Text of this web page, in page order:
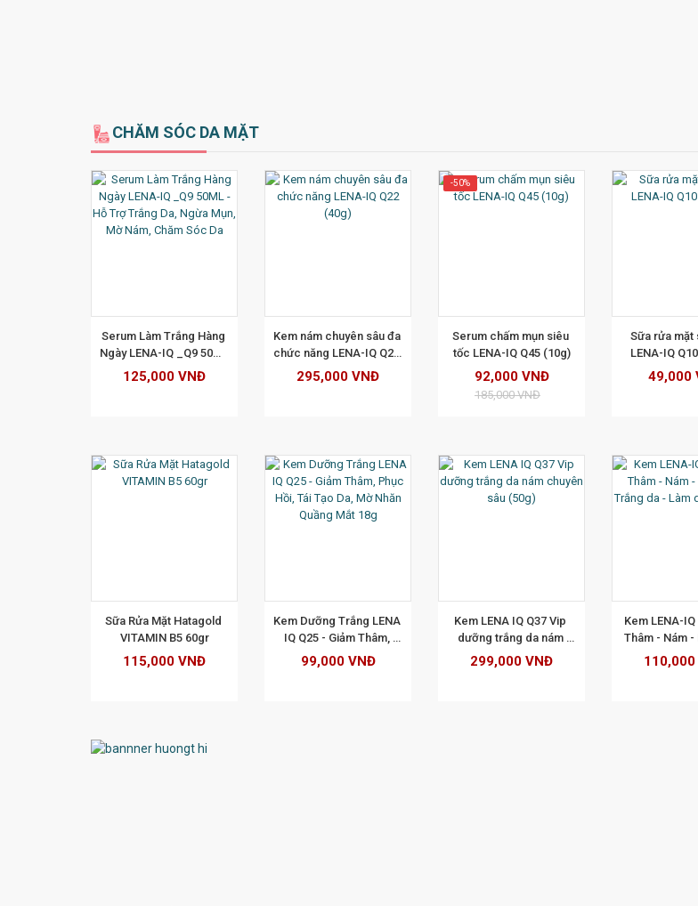
CHĂM SÓC DA MẶT
Serum Làm Trắng Hàng
Ngày LENA-IQ _Q9 50ML
-  Hỗ Trợ Trắng Da,
Ngừa Mụn, Mờ Nám,
125,000 VNĐ
Kem nám chuyên sâu đa
chức năng LENA-IQ Q22
(40g)
295,000 VNĐ
-50%
Serum chấm mụn siêu
tốc LENA-IQ Q45 (10g)
92,000 VNĐ
185,000 VNĐ
Sữa rửa mặt
LENA-IQ
49,000
Sữa Rửa Mặt Hatagold
VITAMIN B5 60gr
115,000 VNĐ
Kem Dưỡng Trắng LENA
IQ Q25 - Giảm Thâm,
Phục Hồi, Tái Tạo Da,
Mờ Nhăn Quầng Mắt 18g
99,000 VNĐ
Kem LENA IQ Q37 Vip
dưỡng trắng da nám
chuyên sâu (50g)
299,000 VNĐ
Kem LENA-IQ
Thâm - Nám
Trắng da -